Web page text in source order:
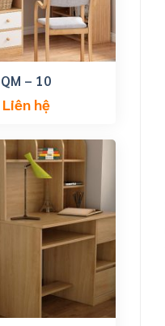
QM – 10
Liên hệ